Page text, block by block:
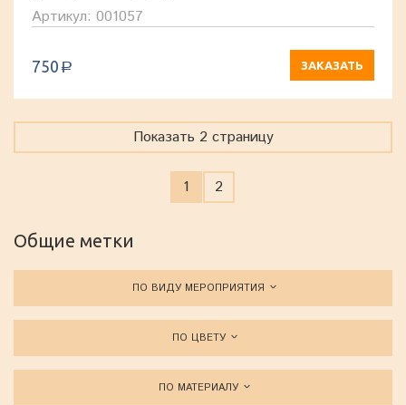
Артикул: 001057
750 a ЗАКАЗАТЬ
Показать 2 страницу
1 2
Общие метки
ПО ВИДУ МЕРОПРИЯТИЯ
ПО ЦВЕТУ
ПО МАТЕРИАЛУ